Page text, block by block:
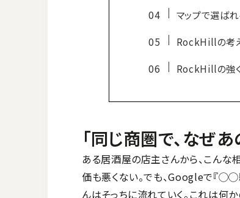
マップで選ば
RockHillの考
RockHillの強
「同じ商圏で、なぜ
ある居酒屋の店主さんから、こんな
価も悪くない。でも、Googleで『
んはそっちに流れていく。これは何か